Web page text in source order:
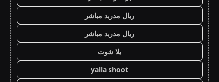
ريال مدريد مباشر
ريال مدريد مباشر
يلا شوت
yalla shoot